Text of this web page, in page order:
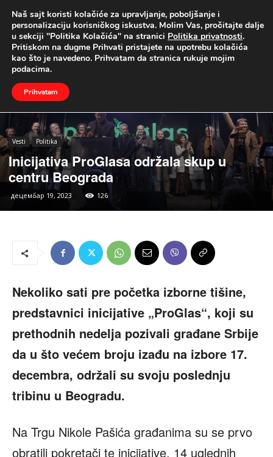
UŽIVO
Naslovna Vesti Politika
Vesti Politika
Inicijativa ProGlasa održala skup u
centru Beograda
децембар 19, 2023 126
Nekoliko sati pre početka izborne tišine,
predstavnici inicijative „ProGlas“, koji su
prethodnih nedelja pozivali građane Srbije
da u što većem broju izađu na izbore 17.
decembra, održali su svoju poslednju
tribinu u Beogradu.
Na Trgu Nikole Pašića građanima su se prvo
obratili pokretači te inicijative, 14 uglednih
Naš sajt koristi kolačiće za upravljanje, poboljšanje i
personalizaciju korisničkog iskustva. Molim Vas, pročitajte dalje
u sekciji "Politika Kolačića" na stranici Politika privatnosti.
Pritiskom na dugme Prihvati pristajete na upotrebu kolačića
kao što je navedeno. Prihvatam da stranica rukuje mojim
podacima.
Prihvatam